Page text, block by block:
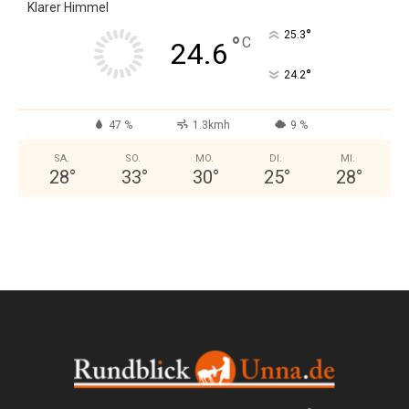
Klarer Himmel
24.6 °C 25.3°
24.2°
47 % 1.3kmh 9 %
SA.
28°
SO.
33°
MO.
30°
DI.
25°
MI.
28°